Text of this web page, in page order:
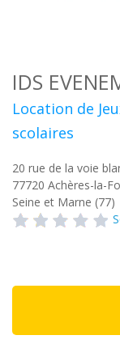
IDS
Location de
scolaires
20 rue de la voie
77720 Achères-la-
Seine et Marne (77)